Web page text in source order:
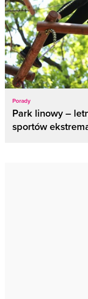
Porady
Park linowy –
sportów